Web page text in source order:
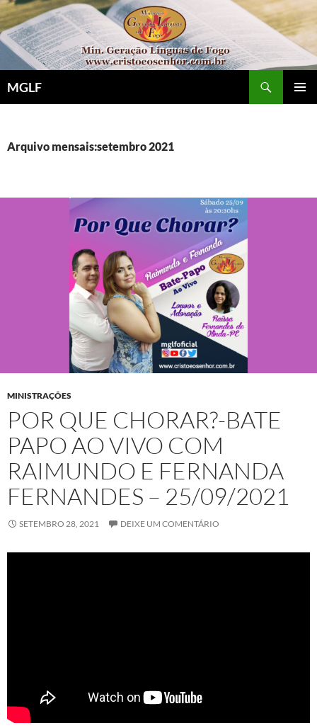
Pular
para
o
conteúdo
MGLF
Arquivo mensais:setembro 2021
MINISTRAÇÕES
POR QUE CHORAR?-BATE
PAPO AO VIVO COM
RAIMUNDO E FERNANDA
FERNANDES – 25/09/2021
SETEMBRO 28, 2021 DEIXE UM COMENTÁRIO